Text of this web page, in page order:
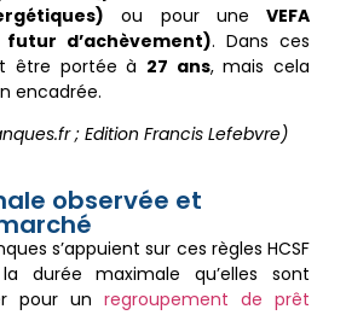
ou pour uneVEFA
d’achèvement). Dans ces
être portée à 27 ans, mais cela
encadrée.
; Edition Francis Lefebvre)
observée et
s’appuient sur ces règles HCSF
durée maximale qu’elles sont
pour un regroupement de prêt